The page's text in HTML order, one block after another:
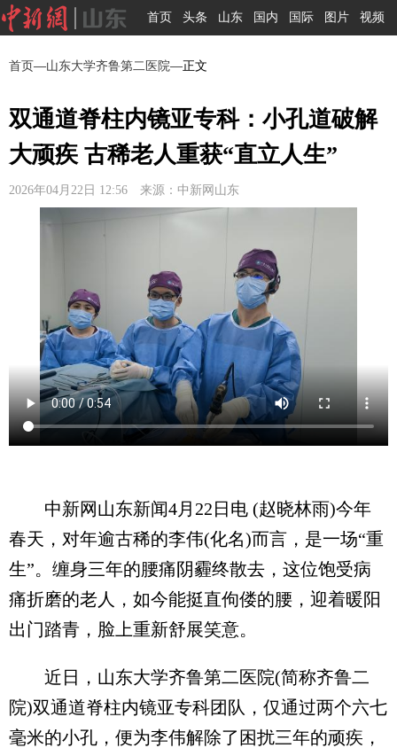
首页 头条 山东 国内 国际 图片 视频
首页—山东大学齐鲁第二医院—正文
双通道脊柱内镜亚专科：小孔道破解
大顽疾 古稀老人重获“直立人生”
2026年04月22日 12:56 来源：中新网山东
中新网山东新闻4月22日电 (赵晓林雨)今年
春天，对年逾古稀的李伟(化名)而言，是一场“重
生”。缠身三年的腰痛阴霾终散去，这位饱受病
痛折磨的老人，如今能挺直佝偻的腰，迎着暖阳
出门踏青，脸上重新舒展笑意。
近日，山东大学齐鲁第二医院(简称齐鲁二
院)双通道脊柱内镜亚专科团队，仅通过两个六七
毫米的小孔，便为李伟解除了困扰三年的顽疾，